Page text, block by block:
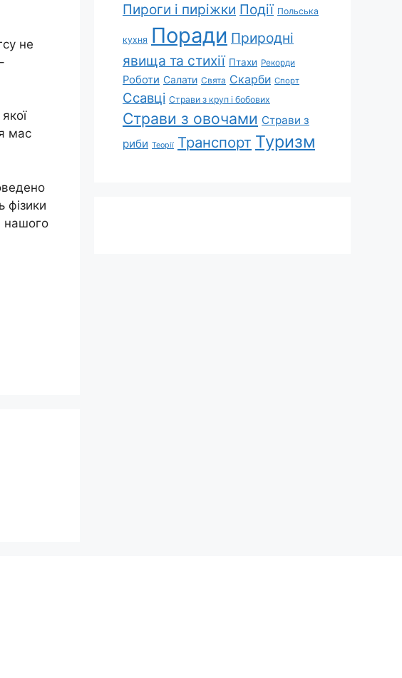
не
мас
фізики
нашого
Пироги і пиріжки Події Польська
кухня Поради Природні
явища та стихії Птахи Рекорди
Роботи Салати Свята Скарби Спорт
Ссавці Страви з круп і бобових
Страви з овочами Страви з
риби Теорії Транспорт Туризм